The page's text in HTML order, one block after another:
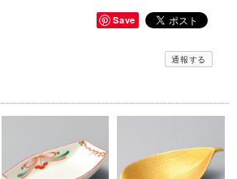
Save
通報する